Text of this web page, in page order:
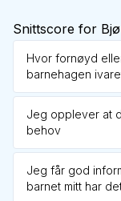
Snittscore for
Hvor fornøyd
barnehagen
Jeg opplever at
behov
Jeg får god
barnet mitt har